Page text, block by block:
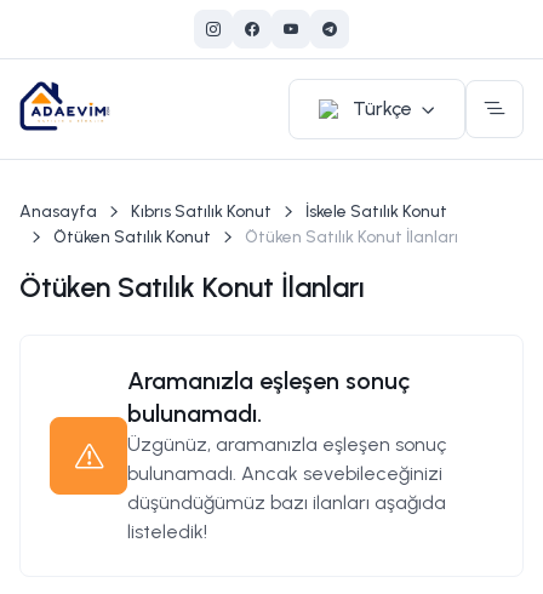
Türkçe
Anasayfa Kıbrıs Satılık Konut
İskele Satılık Konut
Ötüken Satılık Konut
Ötüken Satılık Konut İlanları
Ötüken Satılık Konut İlanları
Aramanızla eşleşen sonuç
bulunamadı.
Üzgünüz, aramanızla eşleşen sonuç
bulunamadı. Ancak sevebileceğinizi
düşündüğümüz bazı ilanları aşağıda
listeledik!